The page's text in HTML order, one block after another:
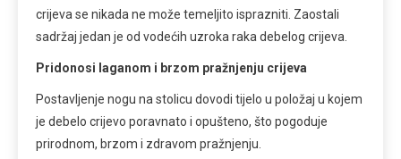
crijeva se nikada ne može temeljito isprazniti. Zaostali
sadržaj jedan je od vodećih uzroka raka debelog crijeva.
Pridonosi laganom i brzom pražnjenju crijeva
Postavljenje nogu na stolicu dovodi tijelo u položaj u kojem
je debelo crijevo poravnato i opušteno, što pogoduje
prirodnom, brzom i zdravom pražnjenju.